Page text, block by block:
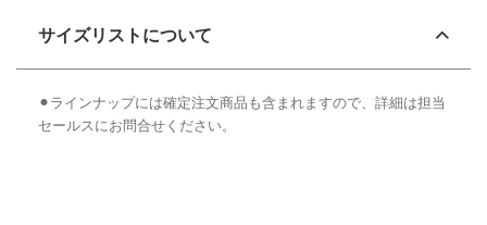
サイズリストについて
⚫︎ラインナップには確定注文商品も含まれますので、詳細は担当
セールスにお問合せください。